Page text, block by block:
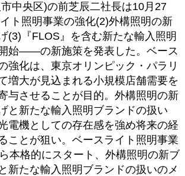
中央区)の前芝辰二社長は10月27
ト照明事業の強化(2)外構照明の新
(3)『FLOS』を含む新たな輸入照明
始――の新施策を発表した。ベース
強化は、東京オリンピック・パラリ
増大が見込まれる小規模店舗需要を
与させることが目的。外構照明の新
と新たな輸入照明ブランドの扱い
電機としての存在感を強め将来の経
ことが狙い。ベースライト照明事業
本格的にスタート、外構照明の新ブ
新たな輸入照明ブランドの扱いのメ